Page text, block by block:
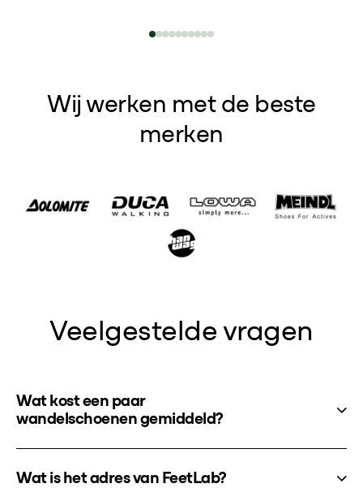
Wij werken met de beste
merken
Veelgestelde vragen
Wat kost een paar
wandelschoenen gemiddeld?
Wat is het adres van FeetLab?